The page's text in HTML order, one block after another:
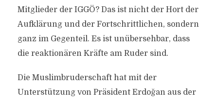
Mitglieder der IGGÖ? Das ist nicht der Hort der
Aufklärung und der Fortschrittlichen, sondern
ganz im Gegenteil. Es ist unübersehbar, dass
die reaktionären Kräfte am Ruder sind.
Die Muslimbruderschaft hat mit der
Unterstützung von Präsident Erdoğan aus der